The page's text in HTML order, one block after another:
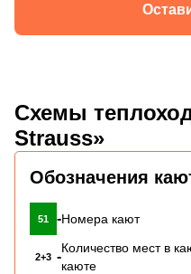
Схемы
Strauss»
Обозначения
51 -Номера кают
2+3 -
Количество мест в
каюте